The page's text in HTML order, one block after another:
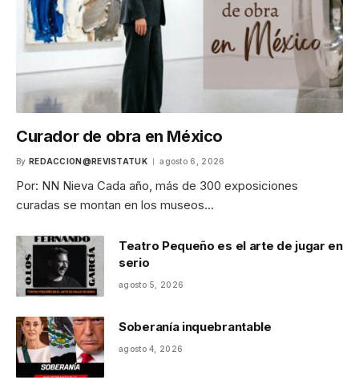
Curador de obra en México
By REDACCION@REVISTATUK agosto 6, 2026
Por: NN Nieva Cada año, más de 300 exposiciones
curadas se montan en los museos…
Teatro Pequeño es el arte de jugar en
serio
agosto 5, 2026
Soberanía inquebrantable
agosto 4, 2026